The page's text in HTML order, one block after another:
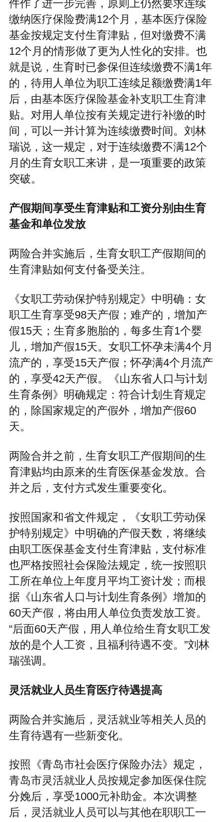
件作了进一步完善，原则上仍然要求连续
缴纳医疗保险费满12个月，基本医疗保险
基金按规定支付生育津贴，但对缴费不满
12个月的情形做了更为人性化的安排。也
就是说，生育时已参保但连续缴费不满1年
的，待用人单位为职工连续足额缴费满1年
后，由基本医疗保险基金补支职工生育津
贴。对用人单位按有关规定进行补缴的时
间，可以一并计算为连续缴费时间。刘林
瑞说，这一规定，对于连续缴费不满12个
月的生育女职工来讲，是一项重要的政策
突破。
产假期间享受生育津贴和工资分别由生育
基金和单位发放
两险合并实施后，生育女职工产假期间的
生育津贴如何支付备受关注。
《女职工劳动保护特别规定》中明确：女
职工生育享受98天产假；难产的，增加产
假15天；生育多胞胎的，每多生育1个婴
儿，增加产假15天。女职工怀孕未满4个月
流产的，享受15天产假；怀孕满4个月流产
的，享受42天产假。《山东省人口与计划
生育条例》明确规定：符合计划生育规定
的，除国家规定的产假外，增加产假60
天。
两险合并之前，生育女职工产假期间的生
育津贴均由原来的生育医保基金发放。合
并之后，支付方式发生重要变化。
按照国家和省文件规定，《女职工劳动保
护特别规定》中明确的产假天数，将继续
由职工医保基金支付生育津贴，支付标准
也严格按照社会保险法规定，统一按照职
工所在单位上年度月平均工资计发；而根
据《山东省人口与计划生育条例》增加的
60天产假，将由用人单位负责发放工资。
“后面60天产假，用人单位给生育女职工发
放的是个人工资，且福利待遇不变。”刘林
瑞强调。
灵活就业人员生育医疗待遇提高
两险合并实施后，灵活就业等相关人员的
生育待遇有一些新变化。
按照《青岛市社会医疗保险办法》规定，
青岛市灵活就业人员按规定参加医保住院
分娩后，享受1000元补助金。本次调整
后，灵活就业人员可以与其他在职职工一